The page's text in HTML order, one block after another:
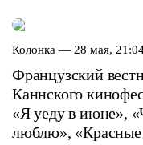
Колонка — 28 мая,
Французский
Каннского
«Я уеду в июне»,
люблю», «Красные